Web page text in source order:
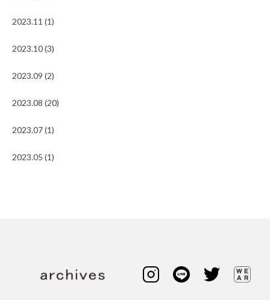
2023.11 (1)
2023.10 (3)
2023.09 (2)
2023.08 (20)
2023.07 (1)
2023.05 (1)